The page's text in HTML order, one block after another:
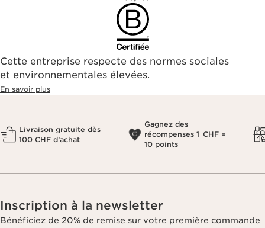
Cette entreprise respecte des normes sociales
et environnementales élevées.
En savoir plus
Livraison gratuite dès
100 CHF d’achat
Gagnez des
récompenses 1 CHF =
10 points
Inscription à la newsletter
Bénéficiez de 20% de remise sur votre première commande